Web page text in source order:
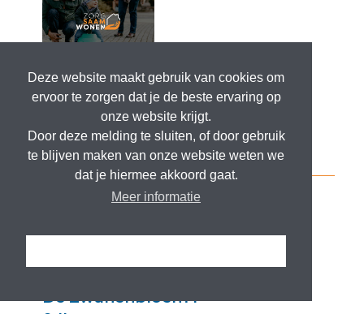
Deze website maakt gebruik van cookies om
ervoor te zorgen dat je de beste ervaring op
onze website krijgt.
Door deze melding te sluiten, of door gebruik
te blijven maken van onze website weten we
dat je hiermee akkoord gaat.
Meer informatie